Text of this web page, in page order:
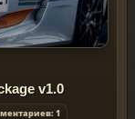
v1.0
1